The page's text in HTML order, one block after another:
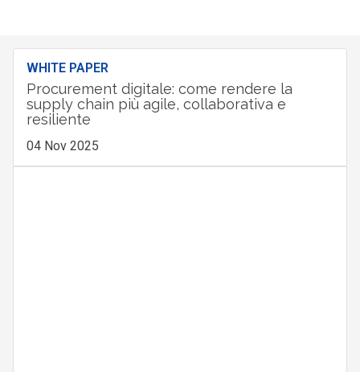
WHITE PAPER
Procurement digitale: come rendere la
supply chain più agile, collaborativa e
resiliente
04 Nov 2025